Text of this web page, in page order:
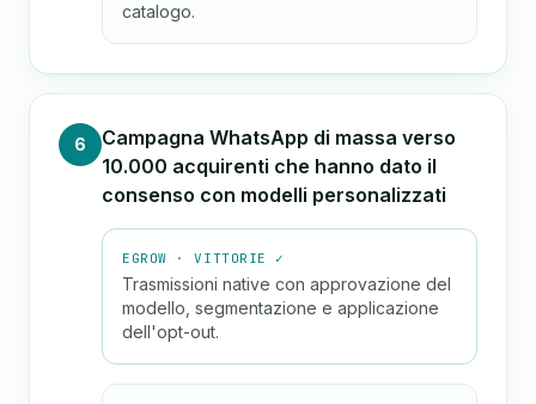
catalogo.
6
Campagna WhatsApp di massa verso
10.000 acquirenti che hanno dato il
consenso con modelli personalizzati
EGROW · VITTORIE ✓
Trasmissioni native con approvazione del
modello, segmentazione e applicazione
dell'opt-out.